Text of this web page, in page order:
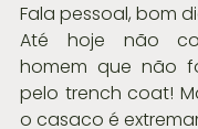
Fala pessoal, bom
Até hoje não
homem que não
pelo trench coat!
o casaco é